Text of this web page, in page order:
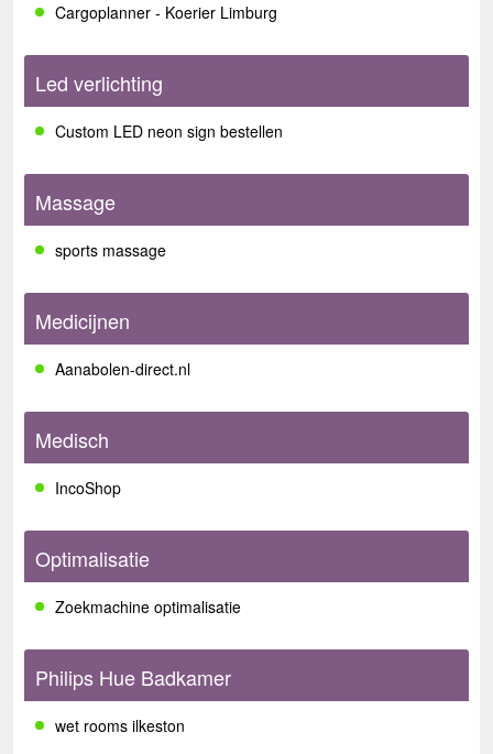
Cargoplanner - Koerier Limburg
Led verlichting
Custom LED neon sign bestellen
Massage
sports massage
Medicijnen
Aanabolen-direct.nl
Medisch
IncoShop
Optimalisatie
Zoekmachine optimalisatie
Philips Hue Badkamer
wet rooms ilkeston